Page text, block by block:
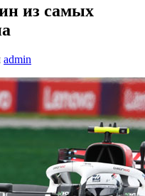
из самых
admin